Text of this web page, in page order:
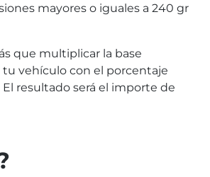
mayores o iguales a 240 gr
que multiplicar la base
vehículo con el porcentaje
El resultado será el importe de